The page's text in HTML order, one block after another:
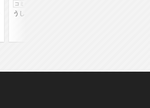
コミック
うしろの正面カムイさん